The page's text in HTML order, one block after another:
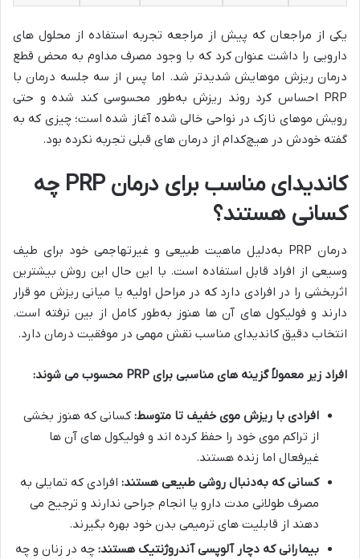
یکی از مراجعان که پیش از مراجعه تجربه استفاده از محلول‌ های
دارویی را داشت عنوان کرد که با وجود مصرف مداوم به محض قطع
درمان ریزش موهایش شدیدتر شد. اما پس از سه جلسه درمان با
PRP احساس کرد روند ریزش به‌طور محسوسی کند شده و حتی
رویش موهای نازک در نواحی خالی‌ شده آغاز شده است؛ چیزی که به
گفته خودش در هیچ‌کدام از درمان‌ های قبلی تجربه نکرده بود.
کاندیدای مناسب برای درمان
چه
کسانی هستند؟
درمان PRP به‌دلیل ماهیت طبیعی و غیرتهاجمی خود برای طیف
وسیعی از افراد قابل استفاده است. با این حال این روش بیشترین
اثربخشی را در افرادی دارد که در مراحل اولیه یا میانی ریزش مو قرار
دارند و فولیکول‌ های آن‌ ها هنوز به‌طور کامل از بین نرفته است.
انتخاب دقیق کاندیدای مناسب نقش مهمی در موفقیت درمان دارد.
افراد زیر معمولاً گزینه‌ های مناسبی برای محسوب می‌ شوند:
افرادی با ریزش موی خفیف تا متوسط: کسانی که هنوز بخشی
از تراکم موی خود را حفظ کرده‌ اند و فولیکول‌ های آن‌ ها
غیرفعال اما زنده هستند.
کسانی که به‌دنبال روشی طبیعی هستند: افرادی که تمایلی به
مصرف طولانی‌ مدت دارو یا انجام جراحی ندارند و ترجیح می‌
دهند از قابلیت‌ های ترمیمی بدن خود بهره بگیرند.
بیمارانی که دچار آلوپسی آندروژنتیک هستند: چه در زنان و چه